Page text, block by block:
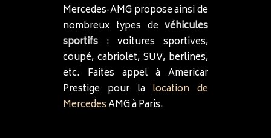
Mercedes-AMG propose ainsi de
nombreux types de véhicules
sportifs : voitures sportives,
coupé, cabriolet, SUV, berlines,
etc. Faites appel à Americar
Prestige pour la location de
MercedesAMG à Paris.